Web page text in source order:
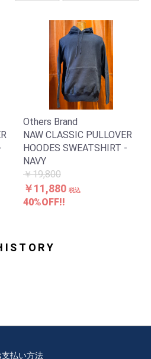
Others Brand
NAW CLASSIC PULLOVER
HOODES SWEATSHIRT -
NAVY
￥19,800
￥11,880 税込
40%OFF!!
カートへ進む
支払い方法